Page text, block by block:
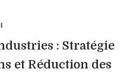
: Stratégie
et Réduction des